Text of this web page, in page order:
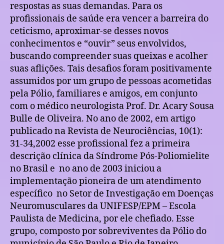
respostas as suas demandas. Para os
profissionais de saúde era vencer a barreira do
ceticismo, aproximar-se desses novos
conhecimentos e “ouvir” seus envolvidos,
buscando compreender suas queixas e acolher
suas aflições. Tais desafios foram positivamente
assumidos por um grupo de pessoas acometidas
pela Pólio, familiares e amigos, em conjunto
com o médico neurologista Prof. Dr. Acary Sousa
Bulle de Oliveira. No ano de 2002, em artigo
publicado na Revista de Neurociências, 10(1):
31-34,2002 esse profissional fez a primeira
descrição clínica da Síndrome Pós-Poliomielite
no Brasil e no ano de 2003 iniciou a
implementação pioneira de um atendimento
específico no Setor de Investigação em Doenças
Neuromusculares da UNIFESP/EPM – Escola
Paulista de Medicina, por ele chefiado. Esse
grupo, composto por sobreviventes da Pólio do